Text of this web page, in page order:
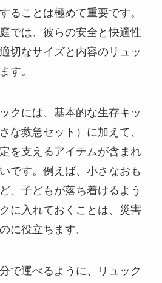
ることは極めて重要です。
では、彼らの安全と快適性
切なサイズと内容のリュッ
す。
クには、基本的な生存キッ
な救急セット）に加えて、
を支えるアイテムが含まれ
です。例えば、小さなおも
、子どもが落ち着けるよう
に入れておくことは、災害
に役立ちます。
で運べるように、リュック